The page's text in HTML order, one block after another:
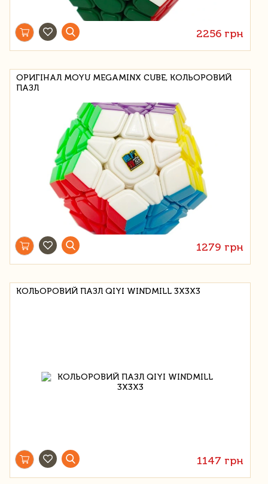
2256 грн
ОРИГІНАЛ MOYU MEGAMINX CUBE, КОЛЬОРОВИЙ
ПАЗЛ
1279 грн
КОЛЬОРОВИЙ ПАЗЛ QIYI WINDMILL 3X3X3
1147 грн